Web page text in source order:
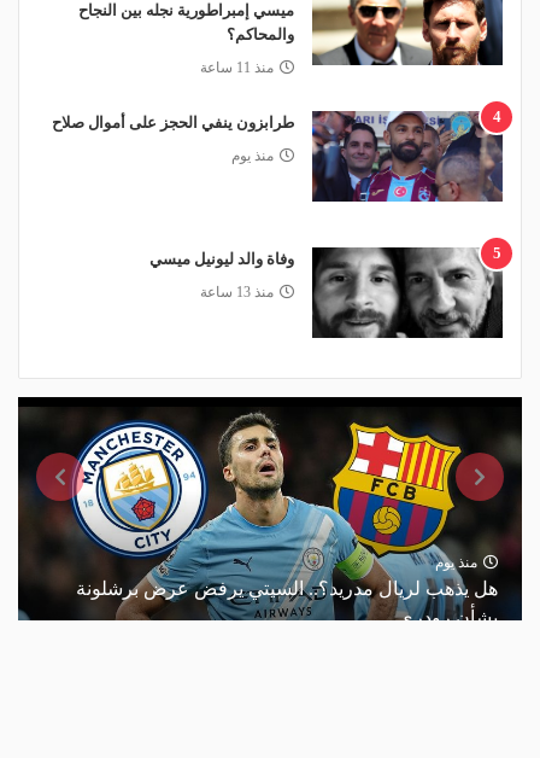
ميسي إمبراطورية نجله بين النجاح
والمحاكم؟
منذ 11 ساعة
4 طرابزون ينفي الحجز على أموال صلاح
منذ يوم
5 وفاة والد ليونيل ميسي
منذ 13 ساعة
منذ يوم
هل يذهب لريال مدريد؟.. السيتي يرفض عرض برشلونة
بشأن رودري